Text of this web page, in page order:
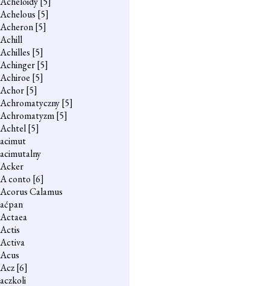
Achelous [5]
Acheron[5]
Achill
Achilles [5]
Achinger[5]
Achiroe [5]
Achor[5]
Achromatyczny[5]
Achromatyzm[5]
Achtel[5]
acimut
acimutalny
Acker
A conto [6]
Acorus Calamus
aćpan
Actaea
Actis
Activa
Acus
Acz[6]
aczkoli